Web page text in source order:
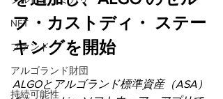
NFT
ファンド
アルゴランド財団
持続可能性
フ・カストディ・ ステー
キングを開始
ALGOとアルゴランド標準資産（ASA）